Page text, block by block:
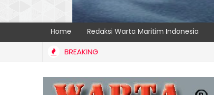
Home Redaksi Warta Maritim Indonesia
BREAKING